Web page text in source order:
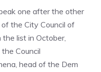
one after the other
the City Council of
list in October,
Council
head of the Dem